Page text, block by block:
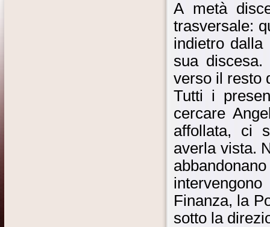
A metà
trasversale:
indietro
sua
verso il resto
Tutti i
cercare
affollata, ci
averla vista.
Finanza, la
sotto la